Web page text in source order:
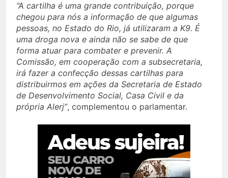
“A cartilha é uma grande contribuição, porque
chegou para nós a informação de que algumas
pessoas, no Estado do Rio, já utilizaram a K9. É
uma droga nova e ainda não se sabe de que
forma atuar para combater e prevenir. A
Comissão, em cooperação com a subsecretaria,
irá fazer a confecção dessas cartilhas para
distribuirmos em ações da Secretaria de Estado
de Desenvolvimento Social, Casa Civil e da
própria Alerj”, complementou o parlamentar.